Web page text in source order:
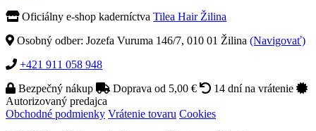
Oficiálny e-shop kaderníctva Tilea Hair Žilina
Osobný odber: Jozefa Vuruma 146/7, 010 01 Žilina (Navigovať)
+421 911 058 948
Bezpečný nákup
Doprava od 5,00 €
14 dní na vrátenie
Autorizovaný predajca
Obchodné podmienky Vrátenie tovaru Cookies